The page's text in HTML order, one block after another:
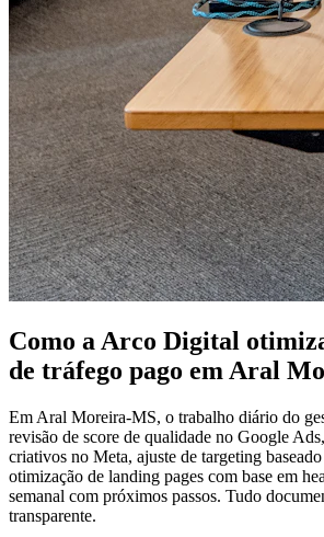
Como a Arco Digital
de tráfego pago em Aral
Em Aral Moreira-MS, o trabalho diário do
revisão de score de qualidade no Google
criativos no Meta, ajuste de targeting
otimização de landing pages com base em
semanal com próximos passos. Tudo
transparente.